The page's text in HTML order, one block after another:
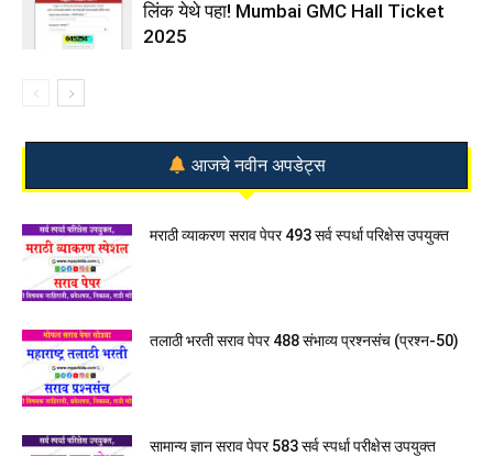
लिंक येथे पहा! Mumbai GMC Hall Ticket
2025
आजचे नवीन अपडेट्स
मराठी व्याकरण सराव पेपर 493 सर्व स्पर्धा परिक्षेस उपयुक्त
तलाठी भरती सराव पेपर 488 संभाव्य प्रश्नसंच (प्रश्न-50)
सामान्य ज्ञान सराव पेपर 583 सर्व स्पर्धा परीक्षेस उपयुक्त